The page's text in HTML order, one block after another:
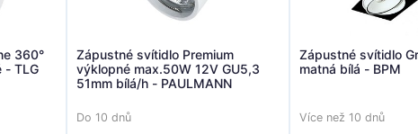
360°
- TLG
Zápustné svítidlo Premium
výklopné max.50W 12V GU5,3
51mm bílá/h - PAULMANN
Do 10 dnů
Zápustné svítidlo
matná bílá - BPM
Více než 10 dnů